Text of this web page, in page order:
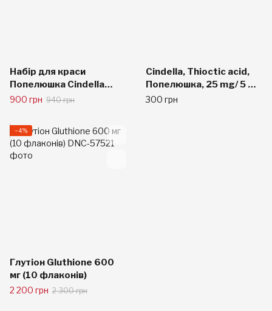
Набір для краси
Попелюшка Cindella
Корея (3 ампули)
900 грн 940 грн
Cindella, Thioctic acid,
Попелюшка, 25 mg/ 5 ml
1фл.
300 грн
−4%
Глутіон Gluthione 600
мг (10 флаконів)
2 200 грн 2 300 грн